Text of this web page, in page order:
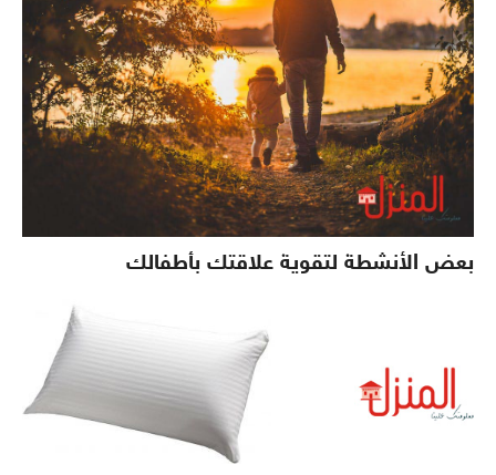
بعض الأنشطة لتقوية علاقتك بأطفالك